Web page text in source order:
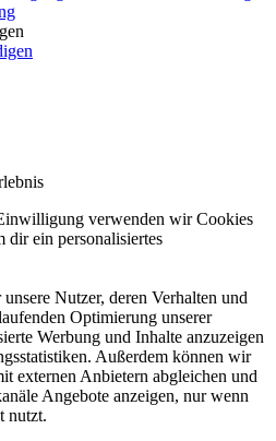
verwenden wir Cookies
dir ein personalisiertes
Nutzer, deren Verhalten und
Optimierung unserer
Werbung und Inhalte anzuzeigen
Außerdem können wir
externen Anbietern abgleichen und
Angebote anzeigen, nur wenn
nutzt.